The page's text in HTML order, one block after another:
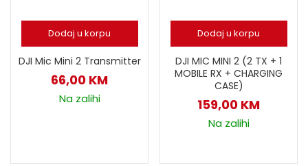
Dodaj u korpu
DJI Mic Mini 2 Transmitter
66,00 KM
Na zalihi
Dodaj u korpu
DJI MIC MINI 2 (2 TX + 1
MOBILE RX + CHARGING
CASE)
159,00 KM
Na zalihi